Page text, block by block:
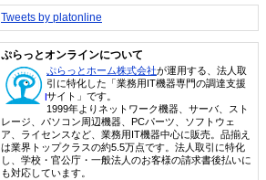
Tweets by platonline
ぷらっとオンラインについて
ぷらっとホーム株式会社が運用する、法人取
引に特化した「業務用IT機器専門の調達支援
サイト」です。
1999年よりネットワーク機器、サーバ、スト
レージ、パソコン周辺機器、PCパーツ、ソフトウェ
ア、ライセンスなど、業務用IT機器中心に販売。品揃え
は業界トップクラスの約5.5万点です。法人取引に特化
し、学校・官公庁・一般法人のお客様の請求書後払いに
も対応しています。